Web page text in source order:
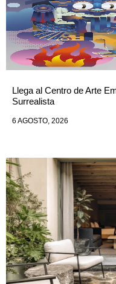
Llega al Centro de Arte
Surrealista
6 AGOSTO, 2026